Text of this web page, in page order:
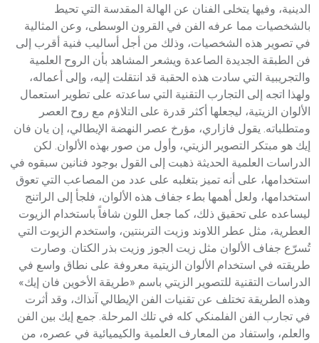
الدينية، وفيها يتخلى الفنان عن الهالة المقدسة التي تحيط
بالشخصيات مما عرفه الفن في القرون الوسطى، وعن المثالية
في تصوير هذه الشخصيات، وذلك من أجل أساليب فنية أقرب إلى
فن الطبقة الجديدة الصاعدة ويشعر المشاهد بأن الروح العلمية
والتجريبية التي سادت هذه الحقبة قد انتقلت إليه، وإلى أعماله،
ولهذا اتجه إلى التجارب التقنية التي ساعدته على تطوير استعمال
الألوان الزيتية، ليجعلها أكثر قدرة على التلاؤم مع روح العصر
ومتطلباته. يقول فازاري، مؤرخ عصر النهضة الإيطالي، إن يان فان
إيك هو مبتكر التصوير الزيتي، وأول من صور بهذه الألوان. لكن
الدراسات العلمية الحديثة ذهبت إلى القول بوجود فنانين سبقوه في
استخدامها، على أنه تميز بتغلبه على عدد من المصاعب التي تعوق
استخدامها، ولعل أهمها بطء جفاف هذه الألوان، فلجأ إلى الراتنج
ليساعده على تحقيق ذلك، كما جعل اللون شافاً باستخدام الزيوت
العطرية، مثل عطر اللاوند وزيت التربنتين، واستخدم الزيوت التي
تُسرّع جفاف الألوان مثل زيت الجوز وزيت بذر الكتان. وصارت
طريقته في استخدام الألوان الزيتية معروفة على نطاق واسع في
الدراسات التقنية للتصوير الزيتي باسم «طريقة الأخوين فان إيك»
وهذه الطريقة تختلف عن تقنيات الفن الإيطالي آنذاك، وقد أثرت
في تجارب الفن الفلمنكي كله في تلك المرحلة. جمع إيك بين الفن
والعلم، واستفاد من المعارف العلمية والكيميائية في عصره، من